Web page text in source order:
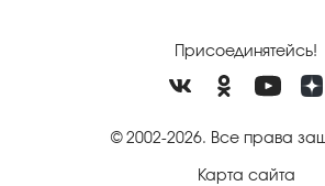
Присоединятейсь!
© 2002-2026. Все права
Карта сайта